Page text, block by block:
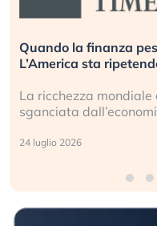
Quando la finanza
L’America sta
La ricchezza mondiale
sganciata
24 luglio 2026